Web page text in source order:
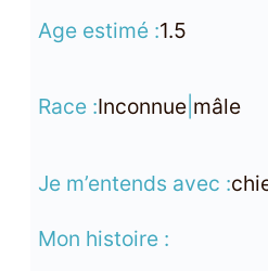
Age estimé :1.5
Race :Inconnue mâle
Je m’entends avec :
Mon histoire :